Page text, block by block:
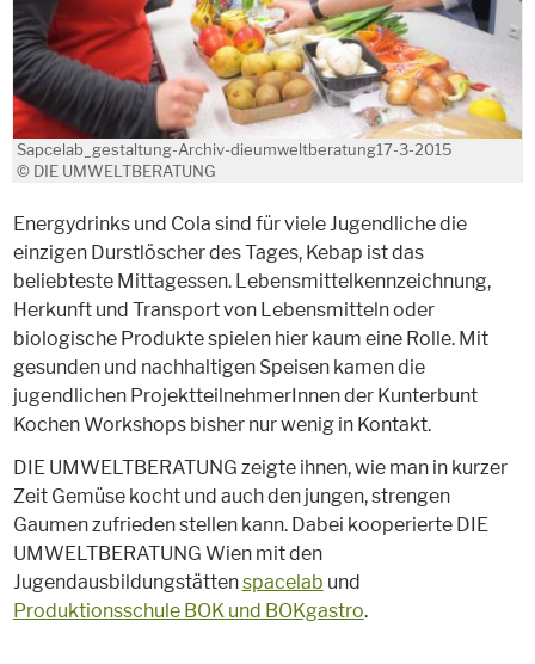
Sapcelab_gestaltung-Archiv-dieumweltberatung17-3-2015
© DIE UMWELTBERATUNG
Energydrinks und Cola sind für viele Jugendliche die
einzigen Durstlöscher des Tages, Kebap ist das
beliebteste Mittagessen. Lebensmittelkennzeichnung,
Herkunft und Transport von Lebensmitteln oder
biologische Produkte spielen hier kaum eine Rolle. Mit
gesunden und nachhaltigen Speisen kamen die
jugendlichen ProjektteilnehmerInnen der Kunterbunt
Kochen Workshops bisher nur wenig in Kontakt.
DIE UMWELTBERATUNG zeigte ihnen, wie man in kurzer
Zeit Gemüse kocht und auch den jungen, strengen
Gaumen zufrieden stellen kann. Dabei kooperierte DIE
UMWELTBERATUNG Wien mit den
Jugendausbildungstättenspacelab und
Produktionsschule BOK und BOKgastro.